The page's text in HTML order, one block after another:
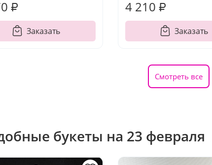
₽
Заказать
4 210 ₽
Заказать
Смотреть все
букеты на 23 февраля